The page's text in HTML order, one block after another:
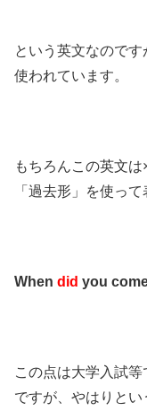
という英文なので
使われています。
もちろんこの英文
「過去形」を使っ
When did you
この点は大学入試
ですが、やはりと